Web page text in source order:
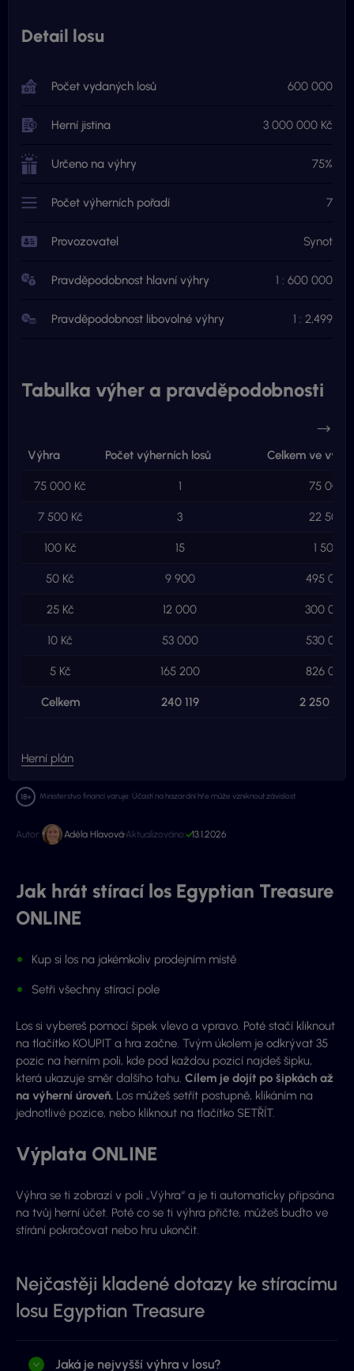
Detail losu
Počet vydaných losů 600 000
Herní jistina 3 000 000 Kč
Určeno na výhry 75%
Počet výherních pořadí 7
Provozovatel Synot
Pravděpodobnost hlavní výhry 1 : 600 000
Pravděpodobnost libovolné výhry 1 : 2,499
Tabulka výher a pravděpodobnosti
Výhra Počet výherních losů Celkem ve
75 000 Kč 1 75 000
7 500 Kč 3 22 500
100 Kč 15 1 500
50 Kč 9 900 495 000
25 Kč 12 000 300 000
10 Kč 53 000 530 000
5 Kč 165 200 826 000
Celkem 240 119 2 250
Herní plán
Ministerstvo financí varuje: Účastí na hazardní hře může vzniknout závislost.
Autor: Adéla Hlavová Aktualizováno: 13.1.2026
Jak hrát stírací los Egyptian Treasure
ONLINE
Kup si los na jakémkoliv prodejním místě
Setři všechny stírací pole
Los si vybereš pomocí šipek vlevo a vpravo. Poté stačí kliknout
na tlačítko KOUPIT a hra začne. Tvým úkolem je odkrývat 35
pozic na herním poli, kde pod každou pozicí najdeš šipku,
která ukazuje směr dalšího tahu. Cílem je dojít po šipkách až
na výherní úroveň. Los můžeš setřít postupně, klikáním na
jednotlivé pozice, nebo kliknout na tlačítko SETŘÍT.
Výplata ONLINE
Výhra se ti zobrazí v poli „Výhra“ a je ti automaticky připsána
na tvůj herní účet. Poté co se ti výhra přičte, můžeš buďto ve
stírání pokračovat nebo hru ukončit.
Nejčastěji kladené dotazy ke stíracímu
losu Egyptian Treasure
Jaká je nejvyšší výhra v losu?